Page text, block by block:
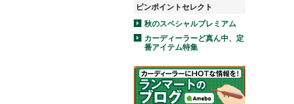
ピンポイントセレクト
秋のスペシャルプレミアム
カーディーラーど真ん中、定
番アイテム特集